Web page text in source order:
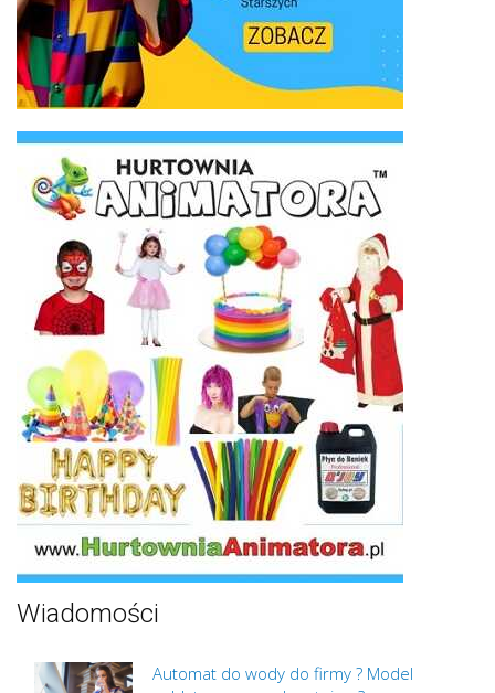
Wiadomości
Automat do wody do firmy ? Model